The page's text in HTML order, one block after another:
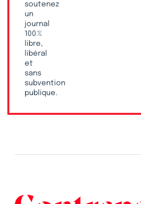
soutenez
un
journal
100 %
libre,
libéral
et
sans
subvention
publique.